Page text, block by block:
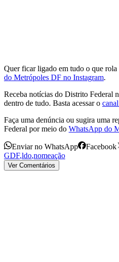
Quer ficar ligado em tudo o que
do Metrópoles DF no Instagram.
Receba notícias do Distrito Federal
dentro de tudo. Basta acessar o
Faça uma denúncia ou sugira uma
Federal por meio do WhatsApp do
Enviar no WhatsApp Facebook
GDF,ldo,nomeação
Ver Comentários